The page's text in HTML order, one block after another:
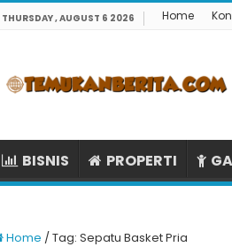
THURSDAY , AUGUST 6 2026 Home
BISNIS PROPERTI
Home /Tag: Sepatu Basket Pria